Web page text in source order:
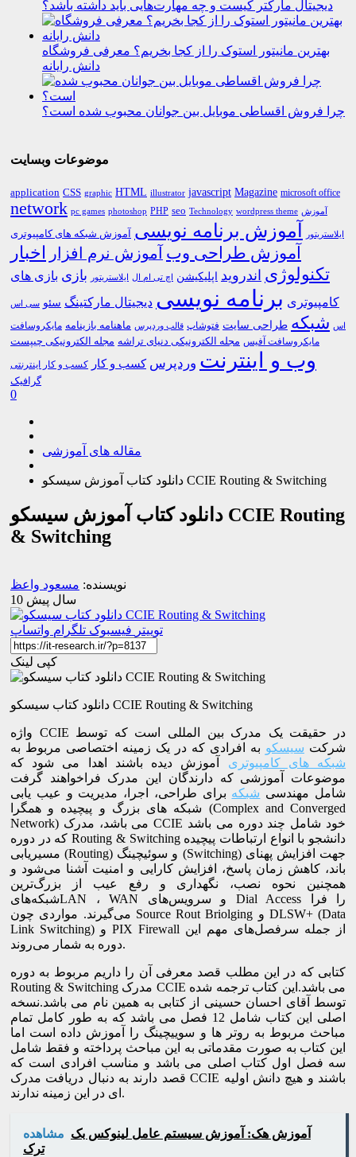
دیجیتال مارکتر کیست و چه مهارت‌هایی باید داشته باشد؟
بهترین مانیتور استوک را از کجا بخریم؟ معرفی فروشگاه
دانش رایانه
چرا فروش اقساطی موبایل بین جوانان محبوب شده است؟
موضوعات وبسایت
application CSS graphic HTML illustrator javascript Magazine microsoft office
network pc games photoshop PHP seo Technology wordpress theme آموزش
ایلاستریتور آموزش برنامه نویسی آموزش شبکه های کامپیوتری
آموزش طراحی وب آموزش نرم افزار اخبار
تکنولوژی اندروید اپلیکیشن اچ تی ام ال ایلاستریتور بازی بازی های
کامپیوتری برنامه نویسی دیجیتال مارکتینگ سئو سی اس
اس شبکه طراحی سایت فتوشاپ قالب وردپرس ماهنامه بازینامه مایکروسافت
مایکروسافت آفیس مجله الکترونیکی دنیای تراشه مجله الکترونیکی چیپست
وب و اینترنت وردپرس کسب و کار کسب و کار اینترنتی
گرافیک
0
مقاله های آموزشی
دانلود کتاب آموزش سیسکو CCIE Routing & Switching
دانلود کتاب آموزش سیسکو CCIE Routing
& Switching
نویسنده: مسعود واعظ
10 سال پیش
توییتر فیسبوک تلگرام واتساپ
کپی لینک
دانلود کتاب سیسکو CCIE Routing & Switching
واژه CCIE در حقیقت یک مدرک بین المللی است که توسط
شرکت سیسکو به افرادی که در یک زمینه اختصاصی مربوط به
شبکه های کامپیوتری آموزش دیده باشند اهدا می شود که
موضوعات آموزشی که دارندگان این مدرک فراخواهند گرفت
شامل مهندسی شبکه برای طراحی، اجرا، مدیریت و عیب یابی
شبکه های بزرگ و پیچیده و همگرا (Complex and Converged
Network) می باشد، مدرک CCIE خود شامل چند دوره می باشد
که در دوره Routing & Switching دانشجو با انواع ارتباطات پیچیده
مسیریابی (Routing) و سوئیچینگ (Switching) جهت افزایش پهنای
باند، کاهش زمان پاسخ، افزایش کارایی و امنیت آشنا می‌شود و
همچنین نحوه نصب، نگهداری و رفع عیب از بزرگ‌ترین
شبکه‌هایLAN ، WAN و سرویس‌های Dial Access را فرا
می‌گیرند. مواردی چون Source Rout Briolging و DLSW+ (Data
Link Switching) و PIX Firewall از جمله سرفصل‌های مهم این
دوره به شمار می‌روند.
کتابی که در این مطلب قصد معرفی آن را داریم مربوط به دوره
Routing & Switching مدرک CCIE می باشد.این کتاب ترجمه شده
توسط آقای احسان حسینی از کتابی به همین نام می باشد.نسخه
اصلی این کتاب شامل 12 فصل می باشد که به طور کامل تمام
مباحث مربوط به روتر ها و سوییچینگ را آموزش داده است اما
این کتاب به صورت مقدماتی به این مباحث پرداخته و فقط شامل
سه فصل اول کتاب اصلی می باشد و مناسب افرادی است که
قصد دارند به دنبال دریافت مدرک CCIE باشند و هیچ دانش اولیه
ای در این زمینه ندارند.
مشاهده آموزش هک: آموزش سیستم عامل لینوکس بک
ترک